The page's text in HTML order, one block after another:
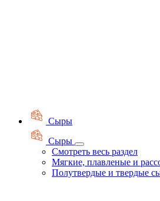
Сыры
Сыры
Смотреть весь раздел
Мягкие, плавленые и
Полутвердые и твердые